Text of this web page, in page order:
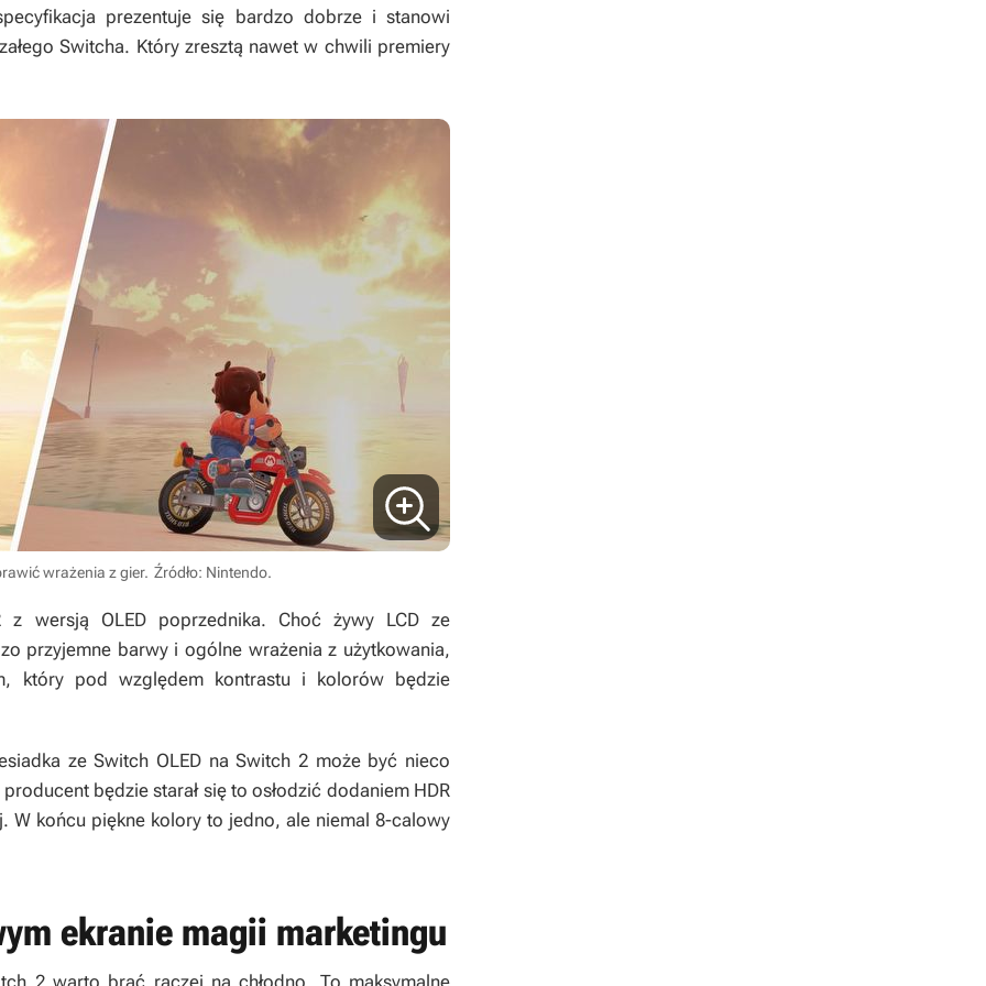
prezentuje się bardzo dobrze i stanowi
Switcha. Który zresztą nawet w chwili premiery
wrażenia z gier. Źródło: Nintendo.
z wersją OLED poprzednika. Choć żywy LCD ze
przyjemne barwy i ogólne wrażenia z użytkowania,
który pod względem kontrastu i kolorów będzie
ze Switch OLED na Switch 2 może być nieco
będzie starał się to osłodzić dodaniem HDR
W końcu piękne kolory to jedno, ale niemal 8-calowy
ekranie magii marketingu